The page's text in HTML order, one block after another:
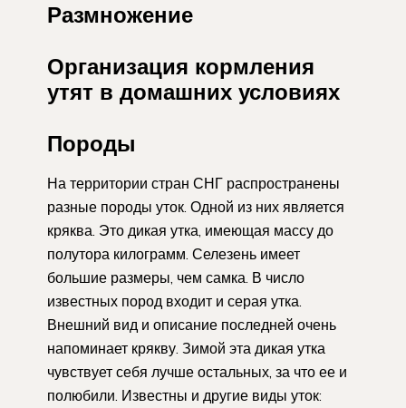
Размножение
Организация кормления
утят в домашних условиях
Породы
На территории стран СНГ распространены
разные породы уток. Одной из них является
кряква. Это дикая утка, имеющая массу до
полутора килограмм. Селезень имеет
большие размеры, чем самка. В число
известных пород входит и серая утка.
Внешний вид и описание последней очень
напоминает крякву. Зимой эта дикая утка
чувствует себя лучше остальных, за что ее и
полюбили. Известны и другие виды уток: